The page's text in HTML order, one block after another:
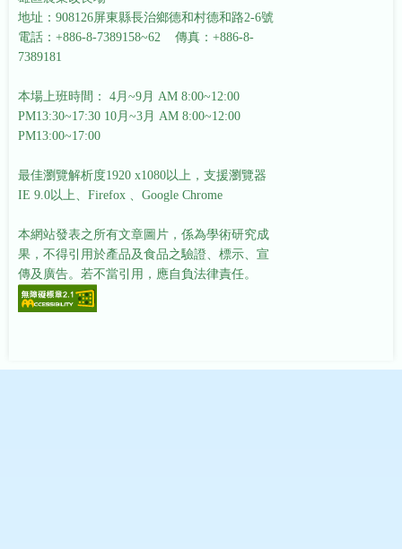
地址：908126屏東縣長治鄉德和村德和路2-6號
電話：+886-8-7389158~62 傳真：+886-8-
7389181
本場上班時間： 4月~9月 AM 8:00~12:00
PM13:30~17:30 10月~3月 AM 8:00~12:00
PM13:00~17:00
最佳瀏覽解析度1920 x1080以上，支援瀏覽器
IE 9.0以上、Firefox 、Google Chrome
本網站發表之所有文章圖片，係為學術研究成
果，不得引用於產品及食品之驗證、標示、宣
傳及廣告。若不當引用，應自負法律責任。